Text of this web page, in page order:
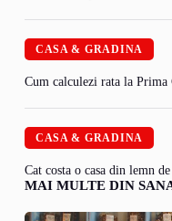
CASA & GRADINA
Cum calculezi rata la Prima
CASA & GRADINA
Cat costa o casa din lemn
MAI MULTE DIN